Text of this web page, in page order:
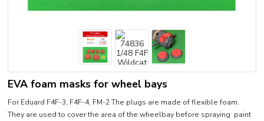
EVA foam masks for wheel bays
For Eduard F4F-3, F4F-4, FM-2 The plugs are made of flexible foam.
They are used to cover the area of the wheelbay before spraying paint